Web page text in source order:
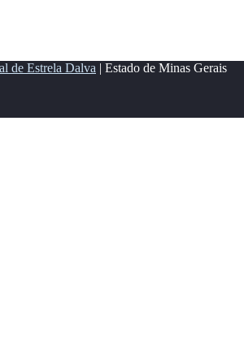
de Estrela Dalva | Estado de Minas Gerais